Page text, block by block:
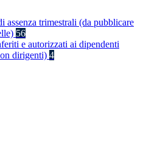
assenza trimestrali (da pubblicare
56
e autorizzati ai dipendenti
dirigenti) 4